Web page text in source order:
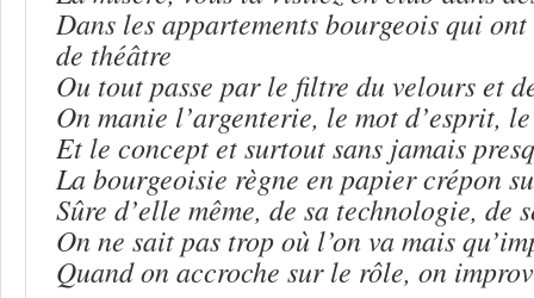
Dans les appartements bourgeois qui
de théâtre
Ou tout passe par le filtre du velours et
On manie l’argenterie, le mot d’esprit,
Et le concept et surtout sans jamais
La bourgeoisie règne en papier crépon
Sûre d’elle même, de sa technologie, de
On ne sait pas trop où l’on va mais
Quand on accroche sur le rôle, on